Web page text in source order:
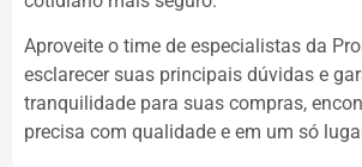
Aproveite o time de especialistas da
esclarecer suas principais dúvidas e
tranquilidade para suas compras,
precisa com qualidade e em um só